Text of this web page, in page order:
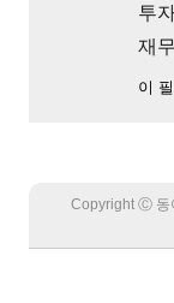
투
재
이
Copyright Ⓒ 동